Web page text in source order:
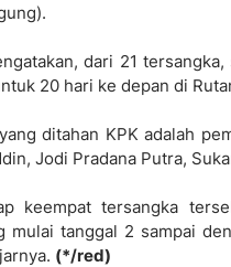
dari 21
20 hari ke depan di
ditahan KPK adalah
Jodi Pradana Putra,
keempat tersangka
mulai tanggal 2 sampai
(*/red)